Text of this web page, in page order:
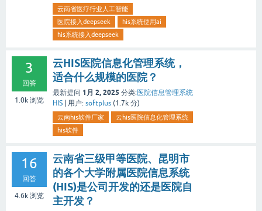
云南省医疗行业人工智能
医院接入deepseek
his系统使用ai
his系统接入deepseek
3
回答
1.0k 浏览
云HIS医院信息化管理系统，
适合什么规模的医院？
最新提问 1月 2, 2025 分类:医院信息管理系统
HIS
用户: softplus (1.7k 分)
云南his软件厂家
云his医院信息化管理系统
his软件
16
回答
4.6k 浏览
云南省三级甲等医院、昆明市
的各个大学附属医院信息系统
(HIS)是公司开发的还是医院自
主开发？